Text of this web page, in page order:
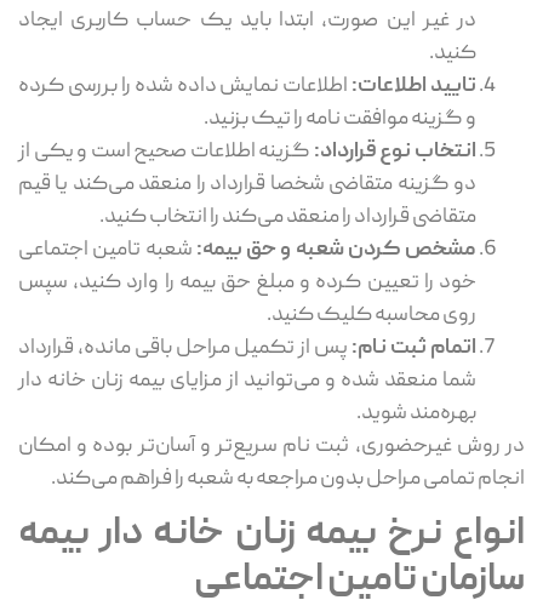
در غیر این صورت، ابتدا باید یک حساب کاربری ایجاد
کنید.
تایید اطلاعات: اطلاعات نمایش داده شده را بررسی کرده
و گزینه موافقت‌ نامه را تیک بزنید.
انتخاب نوع قرارداد: گزینه اطلاعات صحیح است و یکی از
دو گزینه متقاضی شخصا قرارداد را منعقد می‌کند یا قیم
متقاضی قرارداد را منعقد می‌کند را انتخاب کنید.
مشخص کردن شعبه و حق بیمه: شعبه تامین اجتماعی
خود را تعیین کرده و مبلغ حق بیمه را وارد کنید، سپس
روی محاسبه کلیک کنید.
اتمام ثبت ‌نام: پس از تکمیل مراحل باقی ‌مانده، قرارداد
شما منعقد شده و می‌توانید از مزایای بیمه زنان خانه دار
بهره‌مند شوید.
در روش غیرحضوری، ثبت‌ نام سریع‌تر و آسان‌تر بوده و امکان
انجام تمامی مراحل بدون مراجعه به شعبه را فراهم می‌کند.
انواع نرخ بیمه زنان خانه دار بیمه
سازمان تامین اجتماعی